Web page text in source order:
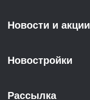
Новости и акции
Новостройки
Рассылка